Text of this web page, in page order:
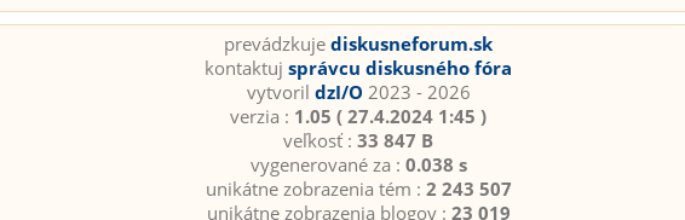
prevádzkuje diskusneforum.sk
kontaktuj správcu diskusného fóra
vytvoril dzI/O 2023 - 2026
verzia : 1.05 ( 27.4.2024 1:45 )
veľkosť : 33 847 B
vygenerované za : 0.038 s
unikátne zobrazenia tém : 2 243 507
unikátne zobrazenia blogov : 23 019